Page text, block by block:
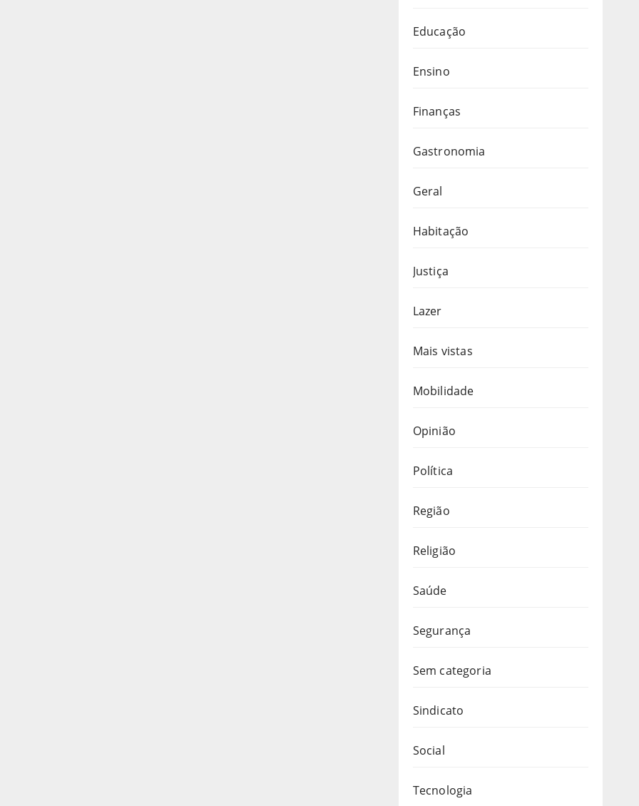
Educação
Ensino
Finanças
Gastronomia
Geral
Habitação
Justiça
Lazer
Mais vistas
Mobilidade
Opinião
Política
Região
Religião
Saúde
Segurança
Sem categoria
Sindicato
Social
Tecnologia